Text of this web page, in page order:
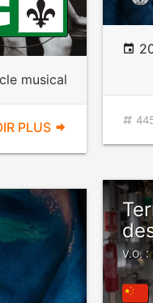
musical
PLUS
v.o.